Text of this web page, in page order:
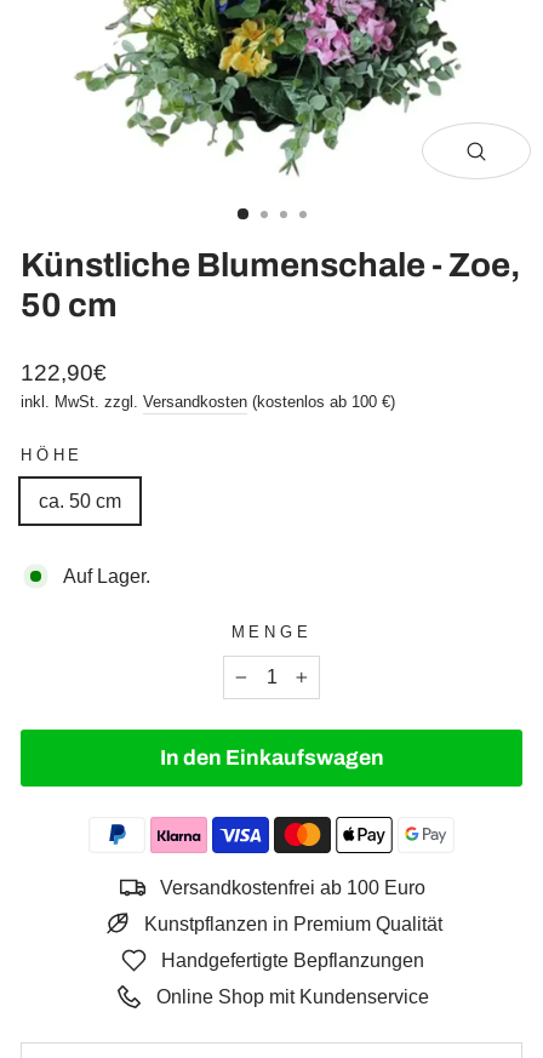
Künstliche Blumenschale - Zoe,
50 cm
Normaler
Preis
122,90€
inkl. MwSt. zzgl. Versandkosten (kostenlos ab 100 €)
HÖHE
ca. 50 cm
Auf Lager.
MENGE
In den Einkaufswagen
Versandkostenfrei ab 100 Euro
Kunstpflanzen in Premium Qualität
Handgefertigte Bepflanzungen
Online Shop mit Kundenservice